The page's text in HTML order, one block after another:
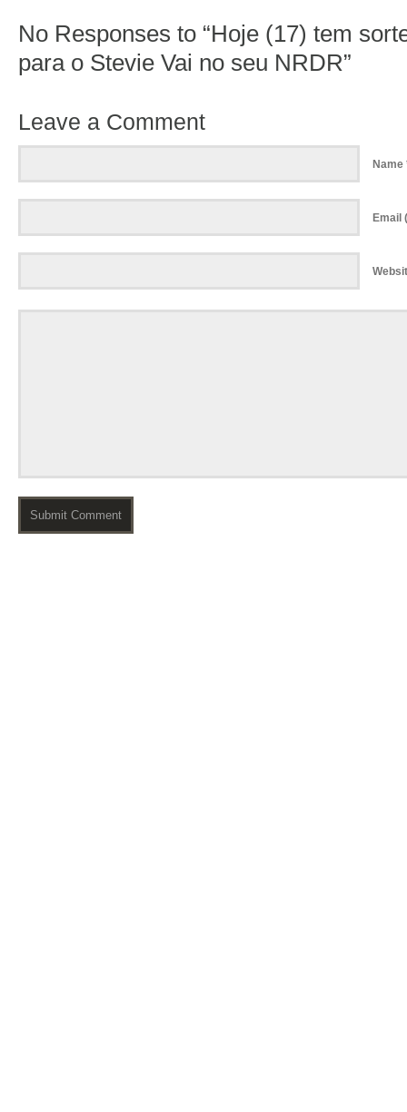
No Responses to “Hoje (17) tem
para o Stevie Vai no seu NRDR”
Leave a Comment
Name
Email